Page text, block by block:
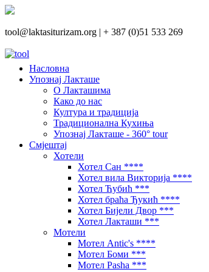
tool@laktasiturizam.org | + 387 (0)51 533 269
Насловна
Упознај Лакташе
О Лакташима
Како до нас
Култура и традиција
Традиционална Кухиња
Упознај Лакташе - 360° tour
Смјештај
Хотели
Хотел Сан ****
Хотел вила Викторија ****
Хотел Ћубић ***
Хотел браћа Ђукић ****
Хотел Бијели Двор ***
Хотел Лакташи ***
Мотели
Мотел Antic's ****
Мотел Боми ***
Мотел Pasha ***